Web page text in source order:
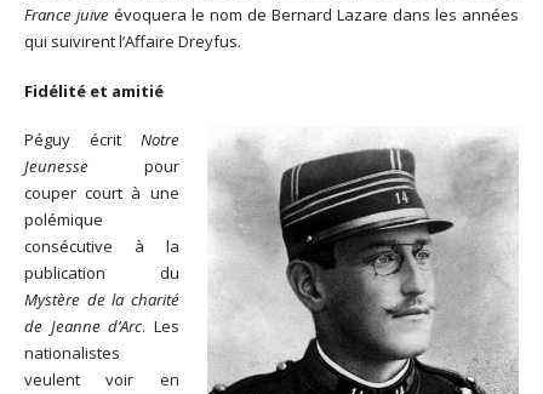
France juive évoquera le nom de Bernard Lazare dans les années
qui suivirent l’Affaire Dreyfus.
Fidélité et amitié
Péguy écrit Notre
Jeunesse pour
couper court à une
polémique
consécutive à la
publication du
Mystère de la charité
de Jeanne d’Arc. Les
nationalistes
veulent voir en